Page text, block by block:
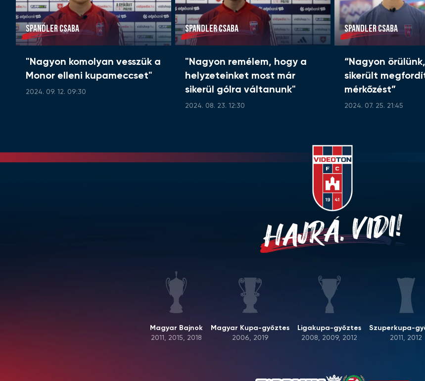
SPANDLER CSABA
"Nagyon komolyan vesszük a
Monor elleni kupameccset"
2024. 09. 12. 09:30
SPANDLER CSABA
"Nagyon remélem, hogy a
helyzeteinket most már
sikerül gólra váltanunk"
2024. 08. 23. 12:30
SPANDLER CSABA
“Nagyon
sikerült
mérkőzést”
2024. 07. 25. 21:45
HAJRÁ, VIDI!
Magyar Bajnok
2011, 2015, 2018
Magyar Kupa-győztes
2006, 2019
Ligakupa-győztes
2008, 2009, 2012
Szuperkupa-
2011, 2012